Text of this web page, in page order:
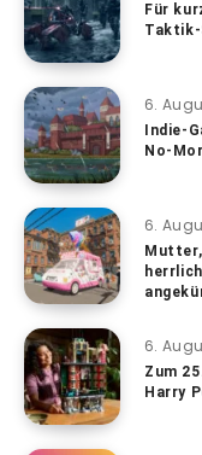
Für
6.
Indie-
No-
6.
6.
Zum
Harry